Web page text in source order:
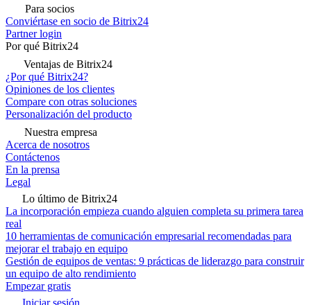
Para socios
Conviértase en socio de Bitrix24
Partner login
Por qué Bitrix24
Ventajas de Bitrix24
¿Por qué Bitrix24?
Opiniones de los clientes
Compare con otras soluciones
Personalización del producto
Nuestra empresa
Acerca de nosotros
Contáctenos
En la prensa
Legal
Lo último de Bitrix24
La incorporación empieza cuando alguien completa su primera tarea
real
10 herramientas de comunicación empresarial recomendadas para
mejorar el trabajo en equipo
Gestión de equipos de ventas: 9 prácticas de liderazgo para construir
un equipo de alto rendimiento
Empezar gratis
Iniciar sesión